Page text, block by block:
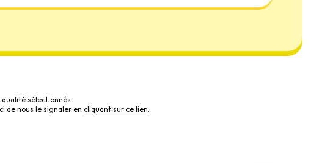
sélectionnés.
de nous le signaler en cliquant sur ce lien.